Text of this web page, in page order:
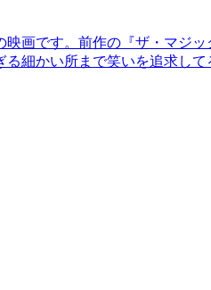
画です。前作の『ザ・マジッ
細かい所まで笑いを追求して